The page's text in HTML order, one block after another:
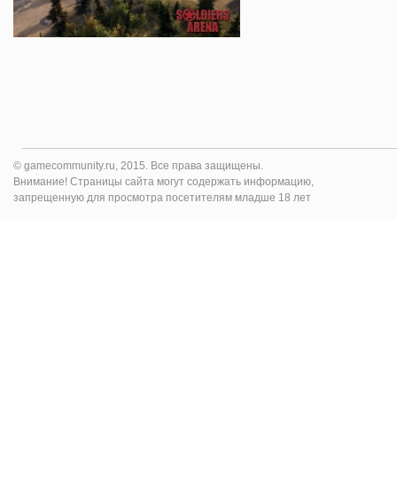
© gamecommunity.ru, 2015. Все права защищены.
Внимание! Страницы сайта могут содержать информацию,
запрещенную для просмотра посетителям младше 18 лет